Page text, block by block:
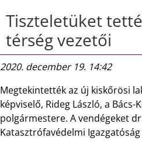
Tiszteletüket
térség vezetői
2020. december 19. 14:42
Megtekintették az új kiskőrösi
képviselő, Rideg László, a
polgármestere. A vendégeket
Katasztrófavédelmi